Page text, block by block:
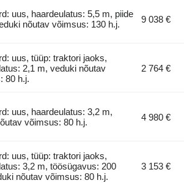
uus, haardeulatus: 5,5 m, piide
nõutav võimsus: 130 h.j.
9 038 €
uus, tüüp: traktori jaoks,
2,1 m, veduki nõutav
80 h.j.
2 764 €
uus, haardeulatus: 3,2 m,
võimsus: 80 h.j.
4 980 €
uus, tüüp: traktori jaoks,
3,2 m, töösügavus: 200
nõutav võimsus: 80 h.j.
3 153 €